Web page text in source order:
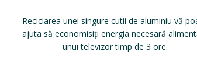
Reciclarea unei singure cutii de aluminiu vă
ajuta să economisiți energia necesară
unui televizor timp de 3 ore.